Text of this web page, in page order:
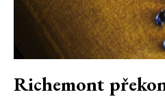
Richemont